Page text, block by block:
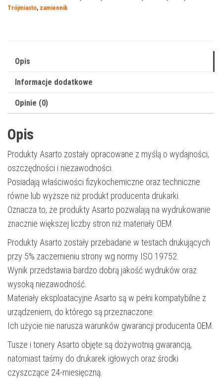
580BKN
str.
black
Trójmiasto, zamiennik
Opis
Informacje dodatkowe
Opinie (0)
Opis
Produkty Asarto zostały opracowane z myślą o wydajności,
oszczędności i niezawodności.
Posiadają właściwości fizykochemiczne oraz techniczne
równe lub wyższe niż produkt producenta drukarki.
Oznacza to, że produkty Asarto pozwalają na wydrukowanie
znacznie większej liczby stron niż materiały OEM.
Produkty Asarto zostały przebadane w testach drukujących
przy 5% zaczernieniu strony wg normy ISO 19752.
Wynik przedstawia bardzo dobrą jakość wydruków oraz
wysoką niezawodność.
Materiały eksploatacyjne Asarto są w pełni kompatybilne z
urządzeniem, do którego są przeznaczone.
Ich użycie nie narusza warunków gwarancji producenta OEM.
Tusze i tonery Asarto objęte są dożywotnią gwarancją,
natomiast taśmy do drukarek igłowych oraz środki
czyszczące 24-miesięczną.